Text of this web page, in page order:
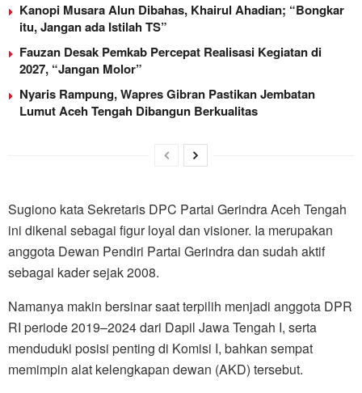
Kanopi Musara Alun Dibahas, Khairul Ahadian; “Bongkar
itu, Jangan ada Istilah TS”
Fauzan Desak Pemkab Percepat Realisasi Kegiatan di
2027, “Jangan Molor”
Nyaris Rampung, Wapres Gibran Pastikan Jembatan
Lumut Aceh Tengah Dibangun Berkualitas
Sugiono kata Sekretaris DPC Partai Gerindra Aceh Tengah
ini dikenal sebagai figur loyal dan visioner. Ia merupakan
anggota Dewan Pendiri Partai Gerindra dan sudah aktif
sebagai kader sejak 2008.
Namanya makin bersinar saat terpilih menjadi anggota DPR
RI periode 2019–2024 dari Dapil Jawa Tengah I, serta
menduduki posisi penting di Komisi I, bahkan sempat
memimpin alat kelengkapan dewan (AKD) tersebut.